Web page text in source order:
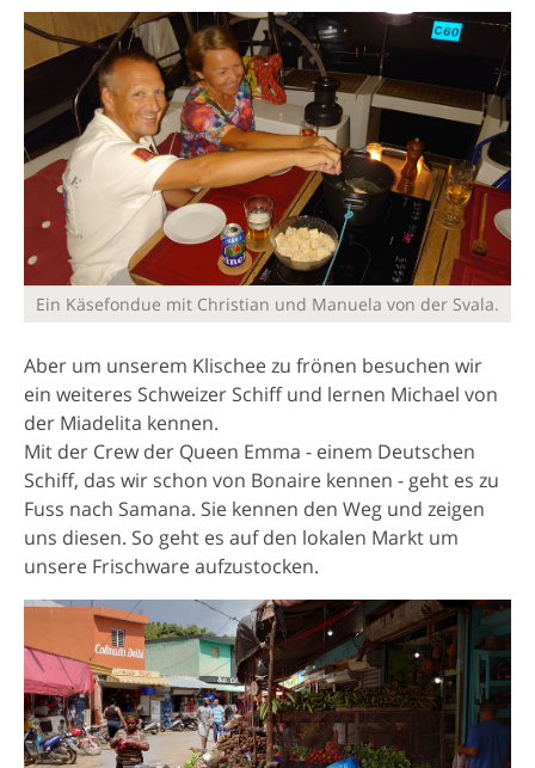
Ein Käsefondue mit Christian und Manuela von der Svala.
Aber um unserem Klischee zu frönen besuchen wir
ein weiteres Schweizer Schiff und lernen Michael von
der Miadelita kennen.
Mit der Crew der Queen Emma - einem Deutschen
Schiff, das wir schon von Bonaire kennen - geht es zu
Fuss nach Samana. Sie kennen den Weg und zeigen
uns diesen. So geht es auf den lokalen Markt um
unsere Frischware aufzustocken.